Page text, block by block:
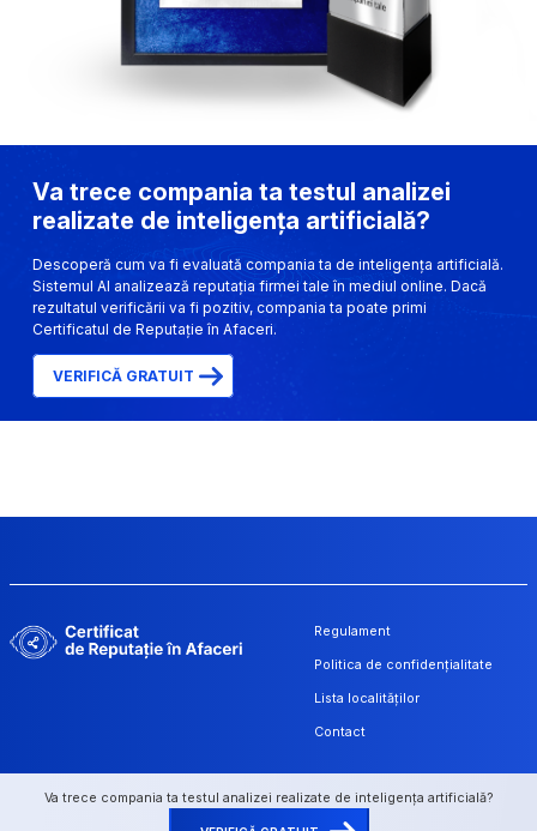
Va trece compania ta testul analizei
realizate de inteligența artificială?
Descoperă cum va fi evaluată compania ta de inteligența artificială.
Sistemul AI analizează reputația firmei tale în mediul online. Dacă
rezultatul verificării va fi pozitiv, compania ta poate primi
Certificatul de Reputație în Afaceri.
VERIFICĂ GRATUIT
Va trece compania ta testul analizei realizate de inteligența artificială?
Regulament
Politica de confidențialitate
Lista localităților
Contact